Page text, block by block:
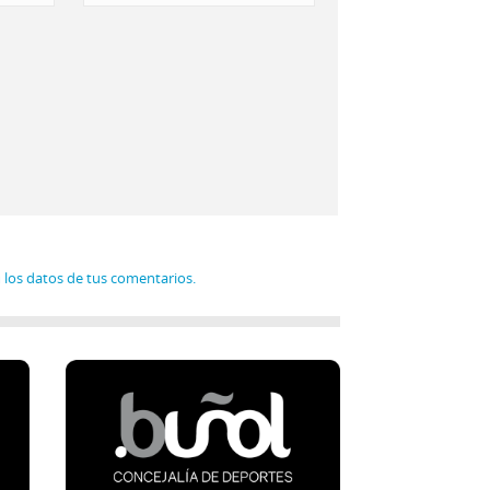
datos de tus comentarios.